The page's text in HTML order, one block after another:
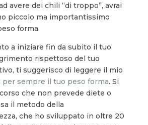
avere dei chili “di troppo”, avrai
piccolo ma importantissimo
forma.
a iniziare fin da subito il tuo
rispettoso del tuo
ti suggerisco di leggere il mio
per sempre il tuo peso forma. Si
che non prevede diete o
il metodo della
che ho sviluppato in oltre 20